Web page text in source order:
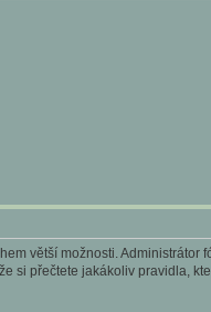
větší možnosti.
si přečtete jakákoliv pravidla,